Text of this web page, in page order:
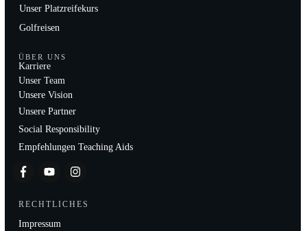
Unser Platzreifekurs
Golfreisen
ÜBER UNS
Karriere
Unser Team
Unsere Vision
Unsere Partner
Social Responsibility
Empfehlungen Teaching Aids
RECHTLICHES
Impressum